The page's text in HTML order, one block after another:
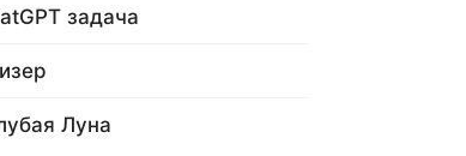
задача
Луна